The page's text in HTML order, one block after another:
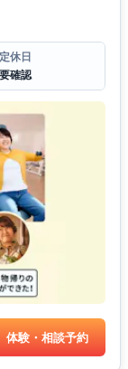
定休日
要確認
体験・相談予約